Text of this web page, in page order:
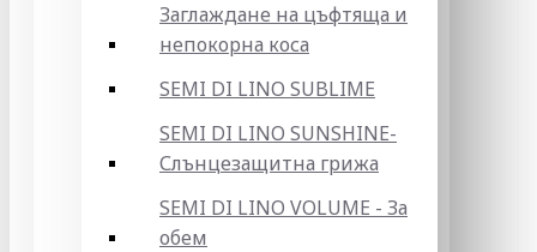
Заглаждане на цъфтяща и
непокорна коса
SEMI DI LINO SUBLIME
SEMI DI LINO SUNSHINE-
Слънцезащитна грижа
SEMI DI LINO VOLUME - За
обем